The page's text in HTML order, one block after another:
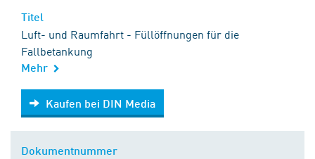
Luft- und Raumfahrt - Füllöffnungen für die
Fallbetankung
Mehr
Kaufen bei DIN Media
Kaufen bei DIN Media